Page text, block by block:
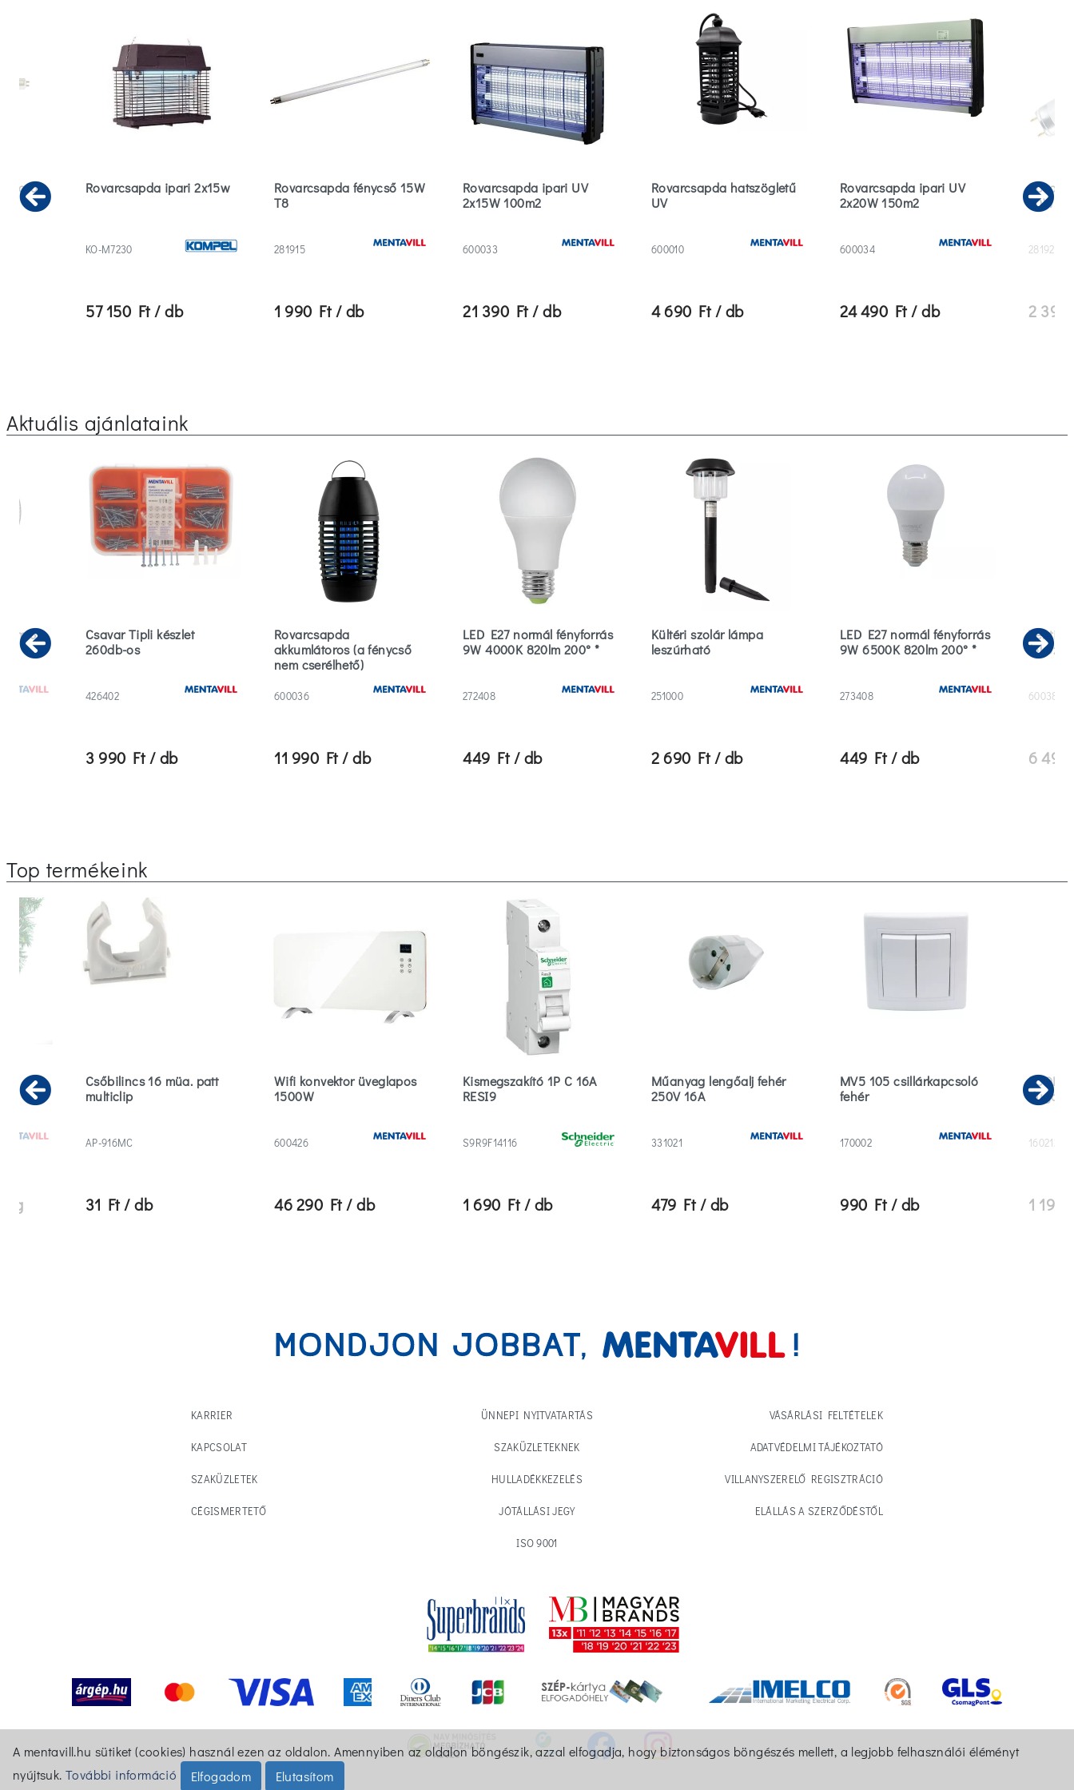
Previous
Rovarcsapda ipari 2x15w
KO-M7230
57 150 Ft / db
Rovarcsapda fénycső 15W
T8
281915
1 990 Ft / db
Rovarcsapda ipari UV
2x15W 100m2
600033
21 390 Ft / db
Rovarcsapda hatszögletű
UV
600010
4 690 Ft / db
Rovarcsapda ipari UV
2x20W 150m2
600034
24 490 Ft / db
20W T8
281920
2
Aktuális ajánlataink
Previous
3
Csavar Tipli készlet
260db-os
426402
3 990 Ft / db
Rovarcsapda
akkumlátoros (a fénycső
nem cserélhető)
600036
11 990 Ft / db
LED E27 normál fényforrás
9W 4000K 820lm 200° *
272408
449 Ft / db
Kültéri szolár lámpa
leszúrható
251000
2 690 Ft / db
LED E27 normál fényforrás
9W 6500K 820lm 200° *
273408
449 Ft / db
600383
6
Top termékeink
Previous
Csőbilincs 16 müa. patt
multiclip
AP-916MC
31 Ft / db
Wifi konvektor üveglapos
1500W
600426
46 290 Ft / db
Kismegszakító 1P C 16A
RESI9
S9R9F14116
1 690 Ft / db
Műanyag lengőalj fehér
250V 16A
331021
479 Ft / db
MV5 105 csillárkapcsoló
fehér
170002
990 Ft / db
dugalj
160212
1 190
KARRIER
KAPCSOLAT
SZAKÜZLETEK
CÉGISMERTETŐ
ÜNNEPI NYITVATARTÁS
SZAKÜZLETEKNEK
HULLADÉKKEZELÉS
JÓTÁLLÁSI JEGY
ISO 9001
VÁSÁRLÁSI FELTÉTELEK
ADATVÉDELMI TÁJÉKOZTATÓ
VILLANYSZERELŐ REGISZTRÁCIÓ
ELÁLLÁS A SZERZŐDÉSTŐL
A mentavill.hu sütiket (cookies) használ ezen az oldalon. Amennyiben az oldalon böngészik, azzal elfogadja, hogy biztonságos böngészés mellett, a legjobb felhasználói éléményt
nyújtsuk.További információ Elfogadom Elutasítom